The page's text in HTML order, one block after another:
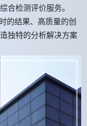
合检测评价服务。
的结果、高质量的创
独特的分析解决方案